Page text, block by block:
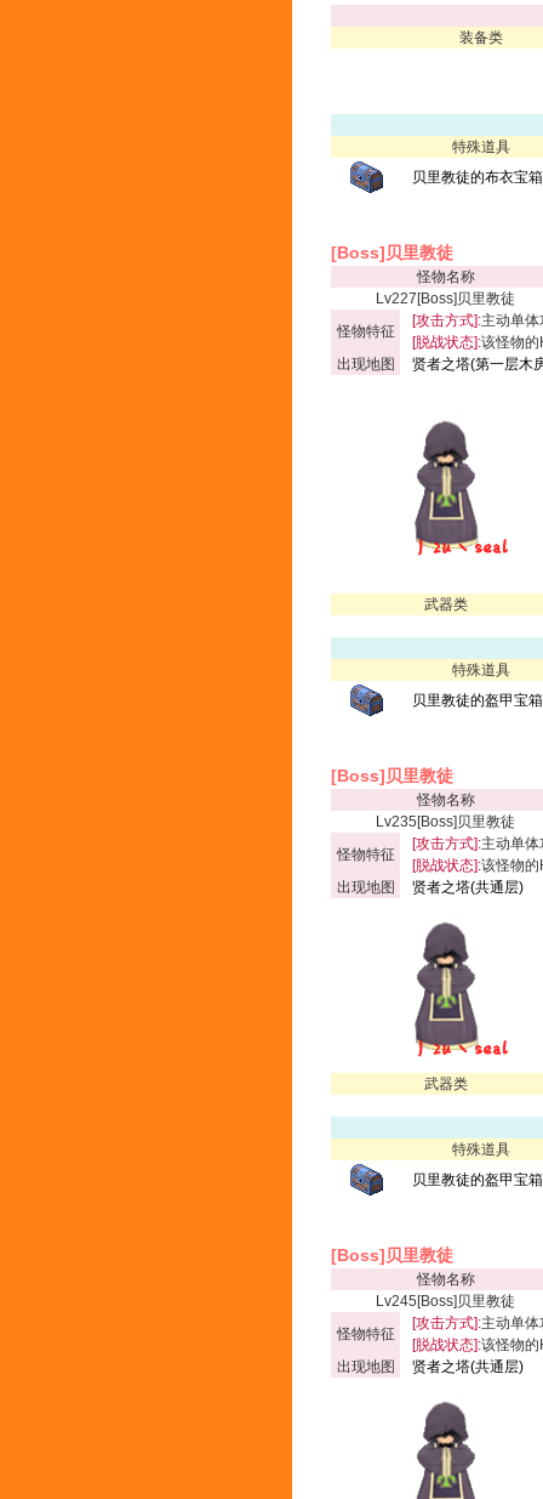
装备类
特殊道具
贝里教徒的布衣宝
[Boss]贝里教徒
怪物名称
Lv227[Boss]贝里教徒
怪物特征
[攻击方式]:主动单体
[脱战状态]:该怪物
出现地图
贤者之塔(第一层木
武器类
特殊道具
贝里教徒的盔甲宝
[Boss]贝里教徒
怪物名称
Lv235[Boss]贝里教徒
怪物特征
[攻击方式]:主动单体
[脱战状态]:该怪物
出现地图
贤者之塔(共通层)
武器类
特殊道具
贝里教徒的盔甲宝
[Boss]贝里教徒
怪物名称
Lv245[Boss]贝里教徒
怪物特征
[攻击方式]:主动单体
[脱战状态]:该怪物
出现地图
贤者之塔(共通层)